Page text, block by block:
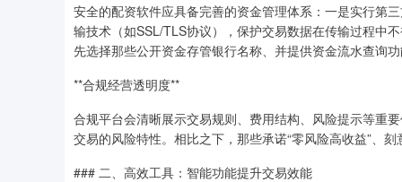
安全的配资软件应具备完善的资金管理体系：一是实行第
输技术（如SSL/TLS协议），保护交易数据在传输过程中
先选择那些公开资金存管银行名称、并提供资金流水查询
**合规经营透明度**
合规平台会清晰展示交易规则、费用结构、风险提示等重
交易的风险特性。相比之下，那些承诺“零风险高收益”、
### 二、高效工具：智能功能提升交易效能